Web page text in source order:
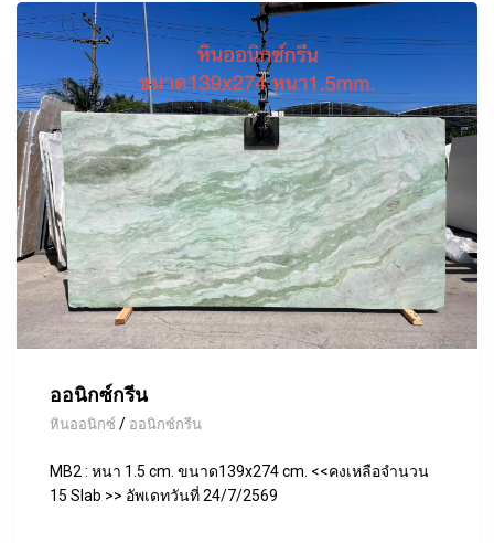
ออนิกซ์กรีน
หินออนิกซ์ / ออนิกซ์กรีน
MB2 : หนา 1.5 cm. ขนาด139x274 cm. <<คงเหลือจำนวน
15 Slab >> อัพเดทวันที่ 24/7/2569